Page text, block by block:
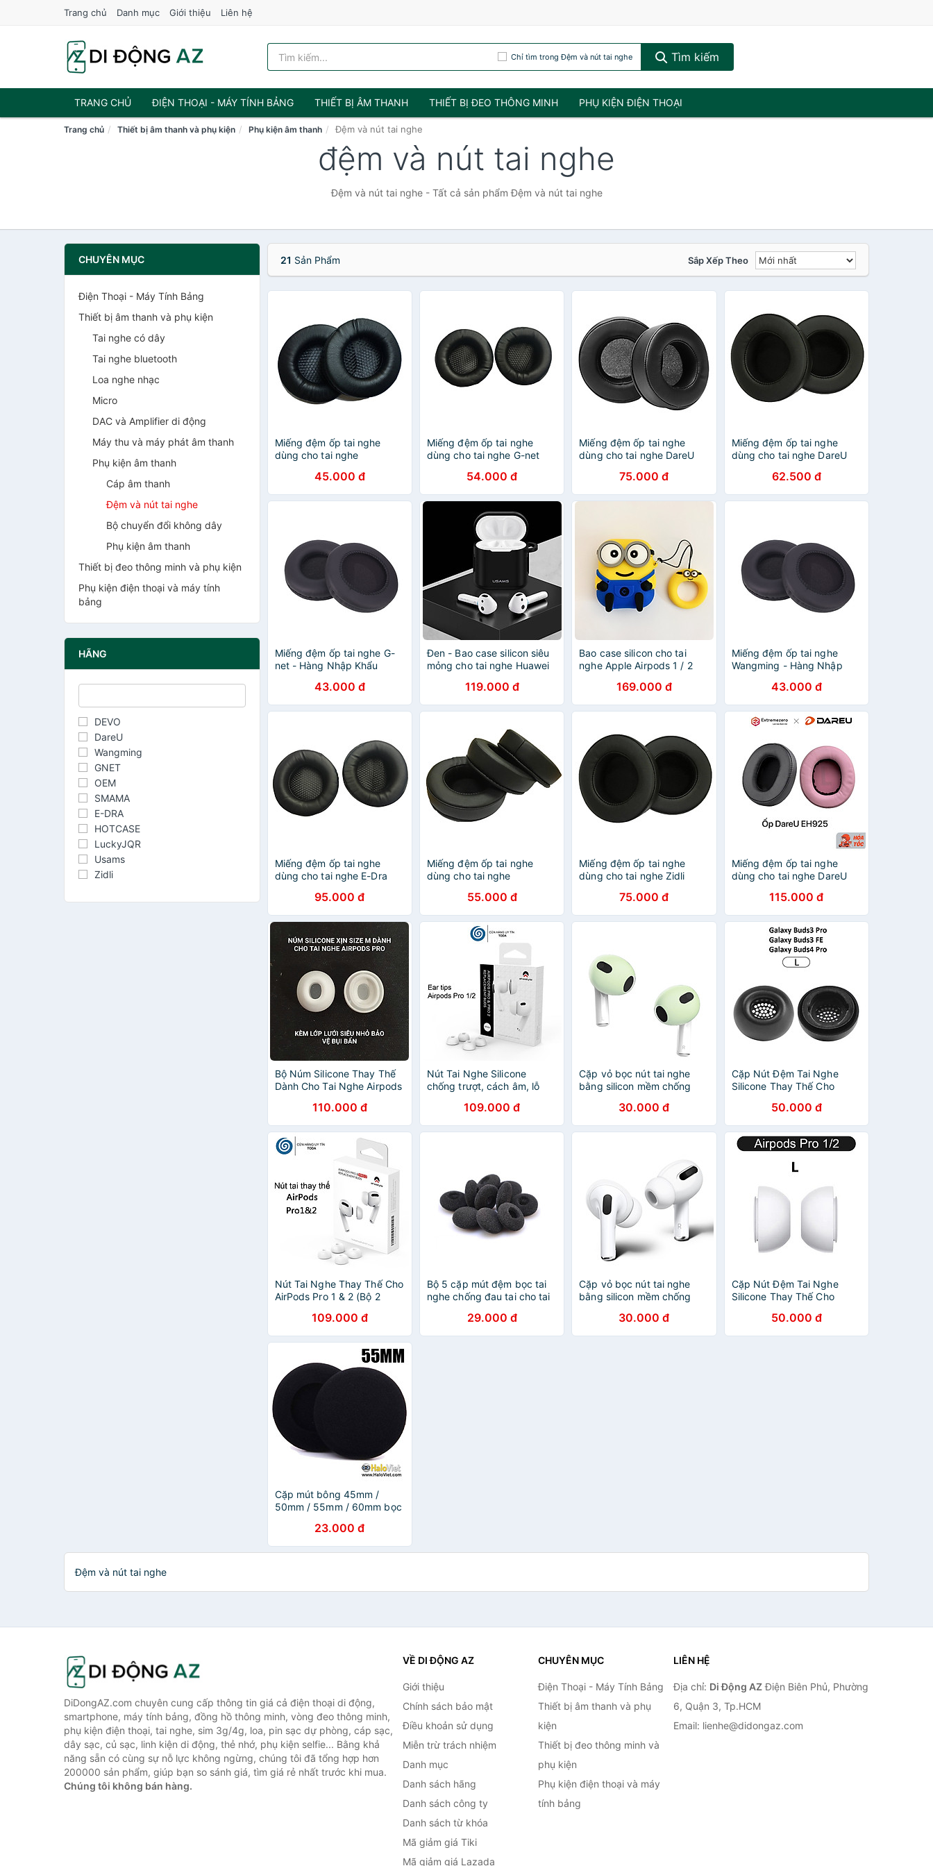
Trang chủ Danh mục Giới thiệu Liên hệ
Chỉ tìm trong Đệm và nút tai nghe Tìm kiếm
TRANG CHỦ ĐIỆN THOẠI - MÁY TÍNH BẢNG THIẾT BỊ ÂM THANH THIẾT BỊ ĐEO THÔNG MINH PHỤ KIỆN ĐIỆN THOẠI
Trang chủ Thiết bị âm thanh và phụ kiện Phụ kiện âm thanh Đệm và nút tai nghe
đệm và nút tai nghe
Đệm và nút tai nghe - Tất cả sản phẩm Đệm và nút tai nghe
CHUYÊN MỤC
Điện Thoại - Máy Tính Bảng
Thiết bị âm thanh và phụ kiện
Tai nghe có dây
Tai nghe bluetooth
Loa nghe nhạc
Micro
DAC và Amplifier di động
Máy thu và máy phát âm thanh
Phụ kiện âm thanh
Cáp âm thanh
Đệm và nút tai nghe
Bộ chuyển đổi không dây
Phụ kiện âm thanh
Thiết bị đeo thông minh và phụ kiện
Phụ kiện điện thoại và máy tính
bảng
HÃNG
DEVO
DareU
Wangming
GNET
OEM
SMAMA
E-DRA
HOTCASE
LuckyJQR
Usams
Zidli
21 Sản Phẩm Sắp Xếp Theo
Miếng đệm ốp tai nghe
dùng cho tai nghe
Nhập Khẩu45.000 đ
Miếng đệm ốp tai nghe
dùng cho tai nghe G-net
54.000 đ
Miếng đệm ốp tai nghe
dùng cho tai nghe DareU
75.000 đ
Miếng đệm ốp tai nghe
dùng cho tai nghe DareU
62.500 đ
Miếng đệm ốp tai nghe G-
net - Hàng Nhập Khẩu
43.000 đ
Đen - Bao case silicon siêu
mỏng cho tai nghe Huawei
Pro hiệu Usams BH-501
(Mỏng 0.8mm, chống vân
tay, chống bám bẩn, vật
liệu cao cấp) - Hàng nhập
119.000 đ
Bao case silicon cho tai
nghe Apple Airpods 1 / 2
Minion, chống vân tay,
chống bám bẩn, vật liệu
cao cấp) - Hàng nhập khẩu
169.000 đ
Miếng đệm ốp tai nghe
Wangming - Hàng Nhập
43.000 đ
Miếng đệm ốp tai nghe
dùng cho tai nghe E-Dra
95.000 đ
Miếng đệm ốp tai nghe
dùng cho tai nghe
chính hãng55.000 đ
Miếng đệm ốp tai nghe
dùng cho tai nghe Zidli
75.000 đ
Miếng đệm ốp tai nghe
dùng cho tai nghe DareU
115.000 đ
Bộ Núm Silicone Thay Thế
Dành Cho Tai Nghe Airpods
Nhập Khẩu110.000 đ
Nút Tai Nghe Silicone
chống trượt, cách âm, lỗ
Pro 1/2 (Bộ 2 Cặp) - Hàng
Chính Hãng
109.000 đ
Cặp vỏ bọc nút tai nghe
bằng silicon mềm chống
Chính Hãng30.000 đ
Cặp Nút Đệm Tai Nghe
Silicone Thay Thế Cho
Pro / Buds 3 FE / Buds 4
Pro - Hàng Chính Hãng
50.000 đ
Nút Tai Nghe Thay Thế Cho
AirPods Pro 1 & 2 (Bộ 2
109.000 đ
Bộ 5 cặp mút đệm bọc tai
nghe chống đau tai cho tai
29.000 đ
Cặp vỏ bọc nút tai nghe
bằng silicon mềm chống
Airpods Pro 2 - Hàng Chính
Hãng
30.000 đ
Cặp Nút Đệm Tai Nghe
Silicone Thay Thế Cho
- Hàng Chính Hãng
50.000 đ
Cặp mút bông 45mm /
50mm / 55mm / 60mm bọc
trùm đầu / Headphone /
Over Ear - Giúp êm tai, lọc
âm & tăng bass
23.000 đ
Đệm và nút tai nghe
DiDongAZ.com chuyên cung cấp thông tin giá cả điện thoại di động,
smartphone, máy tính bảng, đồng hồ thông minh, vòng đeo thông minh,
phụ kiện điện thoại, tai nghe, sim 3g/4g, loa, pin sạc dự phòng, cáp sạc,
dây sạc, củ sạc, linh kiện di động, thẻ nhớ, phụ kiện selfie... Bằng khả
năng sẵn có cùng sự nỗ lực không ngừng, chúng tôi đã tổng hợp hơn
200000 sản phẩm, giúp bạn so sánh giá, tìm giá rẻ nhất trước khi mua.
Chúng tôi không bán hàng.
VỀ DI ĐỘNG AZ
Giới thiệu
Chính sách bảo mật
Điều khoản sử dụng
Miễn trừ trách nhiệm
Danh mục
Danh sách hãng
Danh sách công ty
Danh sách từ khóa
Mã giảm giá Tiki
Mã giảm giá Lazada
CHUYÊN MỤC
Điện Thoại - Máy Tính Bảng
Thiết bị âm thanh và phụ
kiện
Thiết bị đeo thông minh và
phụ kiện
Phụ kiện điện thoại và máy
tính bảng
LIÊN HỆ
Địa chỉ: Di Động AZĐiện Biên Phủ, Phường
6, Quận 3, Tp.HCM
Email: lienhe@didongaz.com